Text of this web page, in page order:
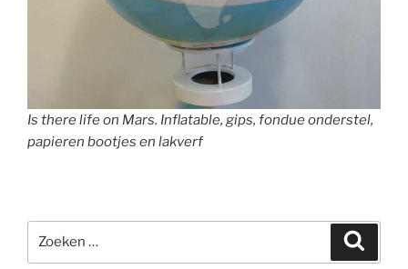
Is there life on Mars. Inflatable, gips, fondue onderstel,
papieren bootjes en lakverf
naar: